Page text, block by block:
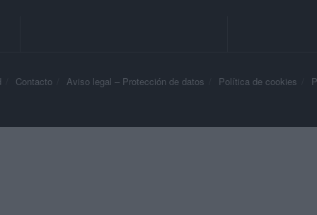
Contacto Aviso legal – Protección de datos Política de cookies